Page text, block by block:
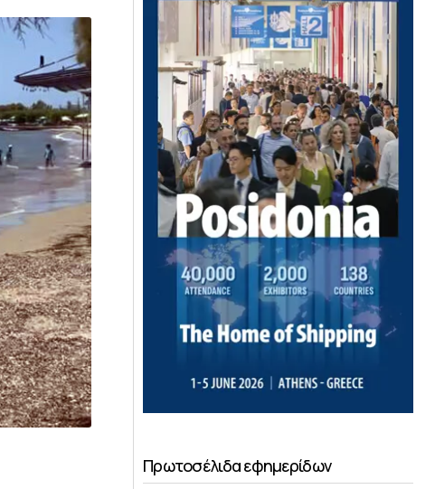
Πρωτοσέλιδα εφημερίδων